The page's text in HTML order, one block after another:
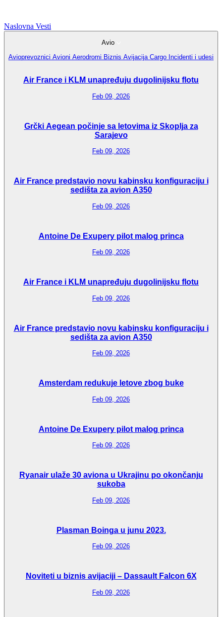
Naslovna Vesti
Avio
Avioprevoznici Avioni Aerodromi Biznis Avijacija Cargo Incidenti i udesi
Air France i KLM unapređuju dugolinijsku flotu
Feb 09, 2026
Grčki Aegean počinje sa letovima iz Skoplja za
Sarajevo
Feb 09, 2026
Air France predstavio novu kabinsku konfiguraciju i
sedišta za avion A350
Feb 09, 2026
Antoine De Exupery pilot malog princa
Feb 09, 2026
Air France i KLM unapređuju dugolinijsku flotu
Feb 09, 2026
Air France predstavio novu kabinsku konfiguraciju i
sedišta za avion A350
Feb 09, 2026
Amsterdam redukuje letove zbog buke
Feb 09, 2026
Antoine De Exupery pilot malog princa
Feb 09, 2026
Ryanair ulaže 30 aviona u Ukrajinu po okončanju
sukoba
Feb 09, 2026
Plasman Boinga u junu 2023.
Feb 09, 2026
Noviteti u biznis avijaciji – Dassault Falcon 6X
Feb 09, 2026